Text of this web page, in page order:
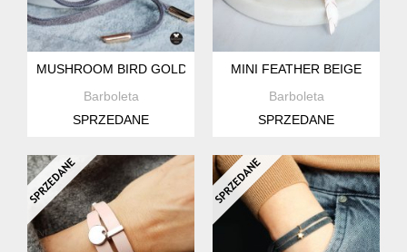
MUSHROOM BIRD GOLD
Barboleta
SPRZEDANE
MINI FEATHER BEIGE
Barboleta
SPRZEDANE